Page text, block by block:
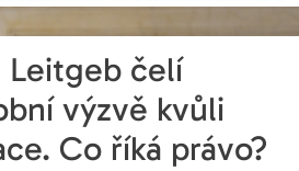
Leitgeb čelí
výzvě kvůli
Co říká právo?